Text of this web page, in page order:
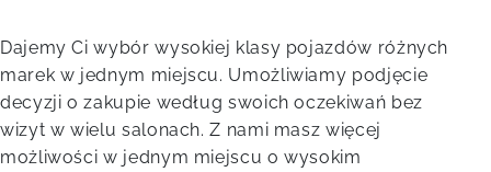
Dajemy Ci wybór wysokiej klasy pojazdów różnych
marek w jednym miejscu. Umożliwiamy podjęcie
decyzji o zakupie według swoich oczekiwań bez
wizyt w wielu salonach. Z nami masz więcej
możliwości w jednym miejscu o wysokim